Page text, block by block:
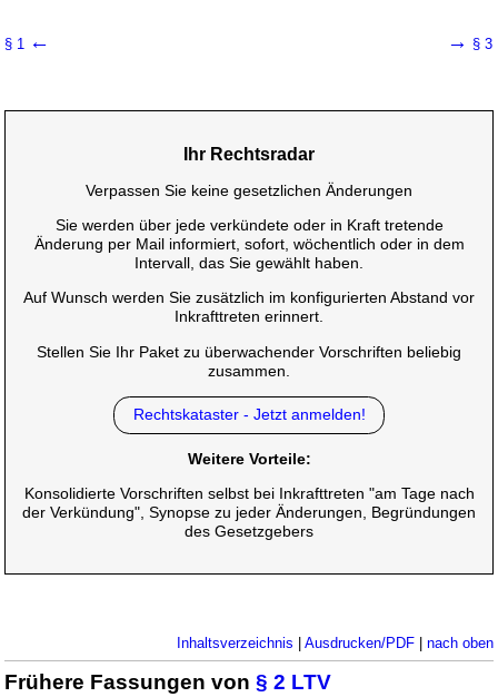
§ 1 ← → § 3
Ihr Rechtsradar
Verpassen Sie keine gesetzlichen Änderungen
Sie werden über jede verkündete oder in Kraft tretende
Änderung per Mail informiert, sofort, wöchentlich oder in dem
Intervall, das Sie gewählt haben.
Auf Wunsch werden Sie zusätzlich im konfigurierten Abstand vor
Inkrafttreten erinnert.
Stellen Sie Ihr Paket zu überwachender Vorschriften beliebig
zusammen.
Rechtskataster - Jetzt anmelden!
Weitere Vorteile:
Konsolidierte Vorschriften selbst bei Inkrafttreten "am Tage nach
der Verkündung", Synopse zu jeder Änderungen, Begründungen
des Gesetzgebers
Inhaltsverzeichnis Ausdrucken/PDF| nach oben
Frühere Fassungen von§ 2 LTV